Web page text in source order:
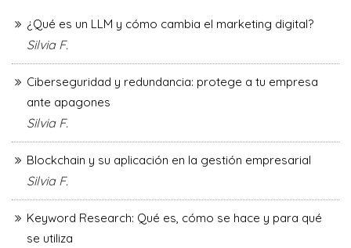
¿Qué es un LLM y cómo cambia el marketing digital?
Silvia F.
Ciberseguridad y redundancia: protege a tu empresa
ante apagones
Silvia F.
Blockchain y su aplicación en la gestión empresarial
Silvia F.
Keyword Research: Qué es, cómo se hace y para qué
se utiliza